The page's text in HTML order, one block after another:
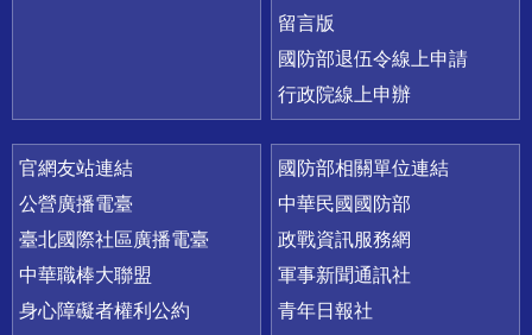
留言版
國防部退伍令線上申請
行政院線上申辦
官網友站連結
公營廣播電臺
臺北國際社區廣播電臺
中華職棒大聯盟
身心障礙者權利公約
國防部相關單位連結
中華民國國防部
政戰資訊服務網
軍事新聞通訊社
青年日報社